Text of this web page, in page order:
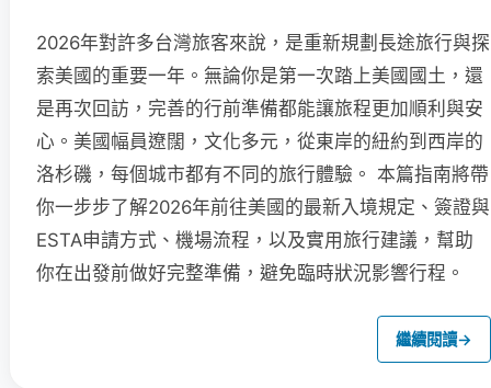
2026年對許多台灣旅客來說，是重新規劃長途旅行與探
索美國的重要一年。無論你是第一次踏上美國國土，還
是再次回訪，完善的行前準備都能讓旅程更加順利與安
心。美國幅員遼闊，文化多元，從東岸的紐約到西岸的
洛杉磯，每個城市都有不同的旅行體驗。 本篇指南將帶
你一步步了解2026年前往美國的最新入境規定、簽證與
ESTA申請方式、機場流程，以及實用旅行建議，幫助
你在出發前做好完整準備，避免臨時狀況影響行程。
繼續閱讀→